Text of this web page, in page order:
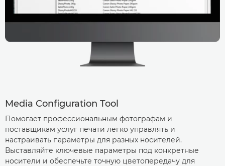
Media Configuration Tool
Помогает профессиональным фотографам и
поставщикам услуг печати легко управлять и
настраивать параметры для разных носителей.
Выставляйте ключевые параметры под конкретные
носители и обеспечьте точную цветопередачу для